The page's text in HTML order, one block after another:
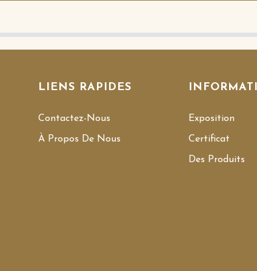
LIENS RAPIDES
Contactez-Nous
À Propos De Nous
Exposition
Certificat
Des Produits